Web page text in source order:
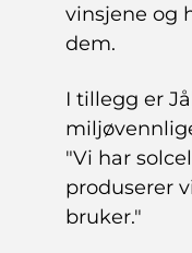
vinsjene og
dem.
I tillegg er
"Vi har
produserer
bruker."